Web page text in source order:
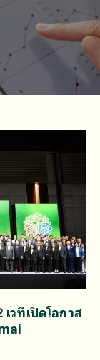
วทีเปิดโอกาส